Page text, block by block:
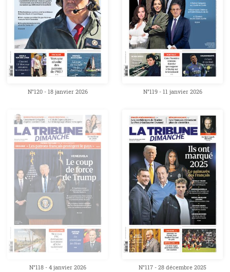
N°120 - 18 janvier 2026 N°119 - 11 janvier 2026
N°118 - 4 janvier 2026 N°117 - 28 décembre 2025